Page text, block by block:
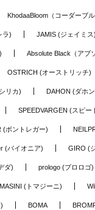
KhodaaBloom（コーダーブル
ラ) JAMIS (ジェイミス)
Absolute Black（アブ
OSTRICH (オーストリッチ)
リカ) DAHON (ダホ
SPEEDVARGEN (スピー
(ボントレガー)
(パイオニア) GIRO (
ダ) prologo (プロロゴ)
(トマジーニ)
BOMA